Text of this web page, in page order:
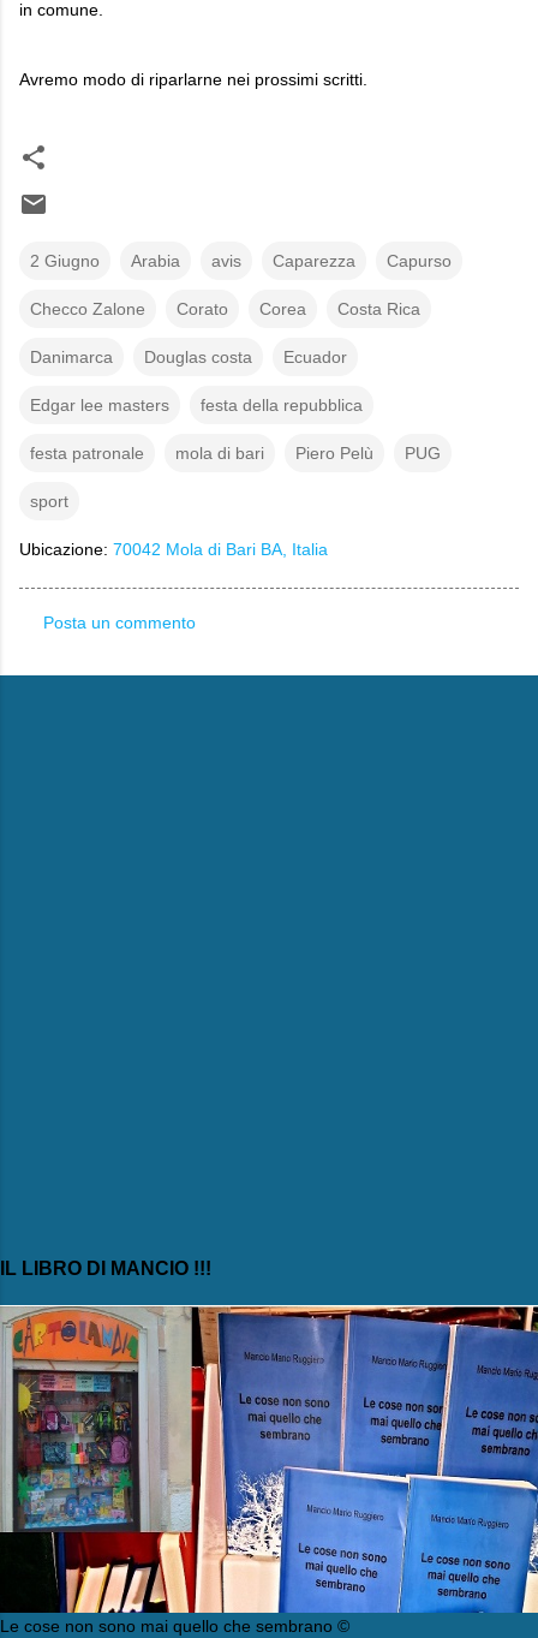
in comune.
Avremo modo di riparlarne nei prossimi scritti.
2 Giugno Arabia avis Caparezza Capurso
Checco Zalone Corato Corea Costa Rica
Danimarca Douglas costa Ecuador
Edgar lee masters festa della repubblica
festa patronale mola di bari Piero Pelù PUG
sport
Ubicazione: 70042 Mola di Bari BA, Italia
o
Posta un commento
IL LIBRO DI MANCIO !!!
Le cose non sono mai quello che sembrano ©